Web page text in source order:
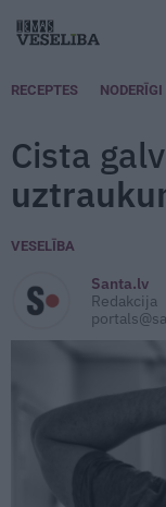
RECEPTES NODERĪGI
Cista
VESELĪBA
Santa.lv
Redakcija